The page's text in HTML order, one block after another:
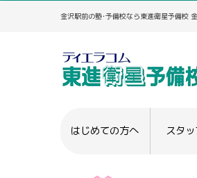
金沢駅前の塾･予備校なら東進衛星予備校
はじめての方へ スタ